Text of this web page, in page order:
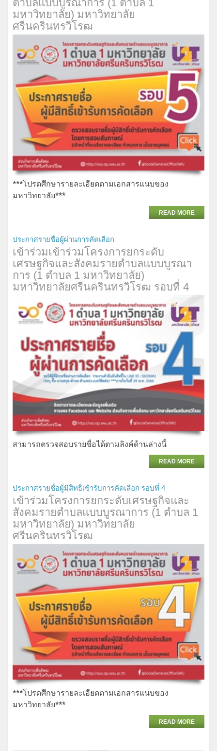
ตำบลแบบบูรณาการ (1 ตำบล 1
มหาวิทยาลัย) มหาวิทยาลัย
ศรีนครินทรวิโรฒ
***โปรดศึกษารายละเอียดตามเอกสารแนบของ
มหาวิทยาลัย***
READ MORE
ประกาศรายชื่อผู้ผ่านการคัดเลือก
เข้าร่วมเข้าร่วมโครงการยกระดับ
เศรษฐกิจและสังคมรายตำบลแบบบูรณา
การ (1 ตำบล 1 มหาวิทยาลัย)
มหาวิทยาลัยศรีนครินทรวิโรฒ รอบที่​ 4
สามารถตรวจสอบรายชื่อได้ตามลิงค์ด้านล่างนี้
READ MORE
ประกาศรายชื่อผู้มีสิทธิเข้ารับการคัดเลือก รอบที่ 4
เข้าร่วมโครงการยกระดับเศรษฐกิจและ
สังคมรายตำบลแบบบูรณาการ (1 ตำบล 1
มหาวิทยาลัย) มหาวิทยาลัย
ศรีนครินทรวิโรฒ
***โปรดศึกษารายละเอียดตามเอกสารแนบของ
มหาวิทยาลัย***
READ MORE